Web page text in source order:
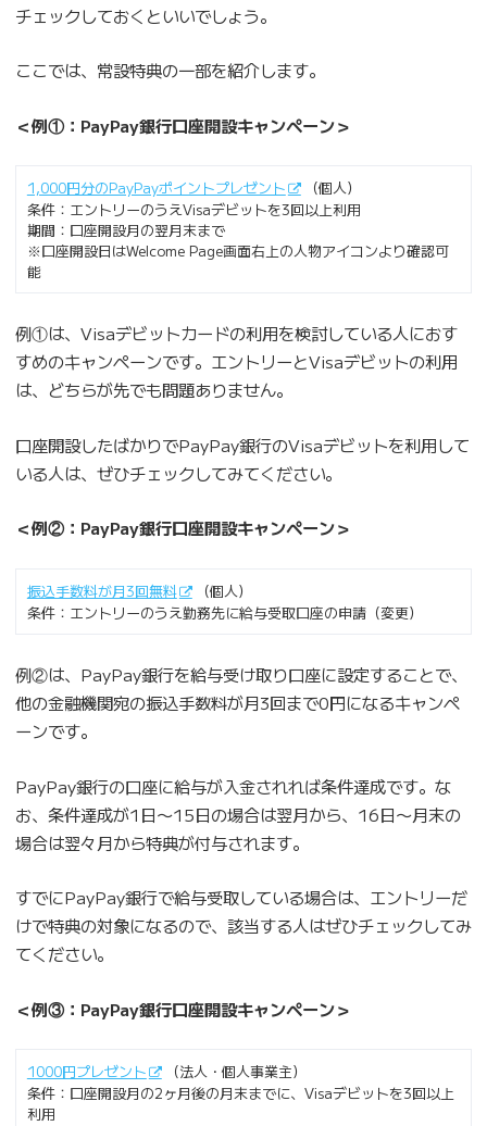
チェックしておくといいでしょう。
ここでは、常設特典の一部を紹介します。
＜例①：PayPay銀行口座開設キャンペーン＞
1,000円分のPayPayポイントプレゼント
（個人）
条件：エントリーのうえVisaデビットを3回以上利用
期間：口座開設月の翌月末まで
※口座開設日はWelcome Page画面右上の人物アイコンより確認可
能
例①は、Visaデビットカードの利用を検討している人におす
すめのキャンペーンです。エントリーとVisaデビットの利用
は、どちらが先でも問題ありません。
口座開設したばかりでPayPay銀行のVisaデビットを利用して
いる人は、ぜひチェックしてみてください。
＜例②：PayPay銀行口座開設キャンペーン＞
振込手数料が月3回無料
（個人）
条件：エントリーのうえ勤務先に給与受取口座の申請（変更）
例②は、PayPay銀行を給与受け取り口座に設定することで、
他の金融機関宛の振込手数料が月3回まで0円になるキャンペ
ーンです。
PayPay銀行の口座に給与が入金されれば条件達成です。な
お、条件達成が1日〜15日の場合は翌月から、16日〜月末の
場合は翌々月から特典が付与されます。
すでにPayPay銀行で給与受取している場合は、エントリーだ
けで特典の対象になるので、該当する人はぜひチェックしてみ
てください。
＜例③：PayPay銀行口座開設キャンペーン＞
1000円プレゼント
（法人・個人事業主）
条件：口座開設月の2ヶ月後の月末までに、Visaデビットを3回以上
利用